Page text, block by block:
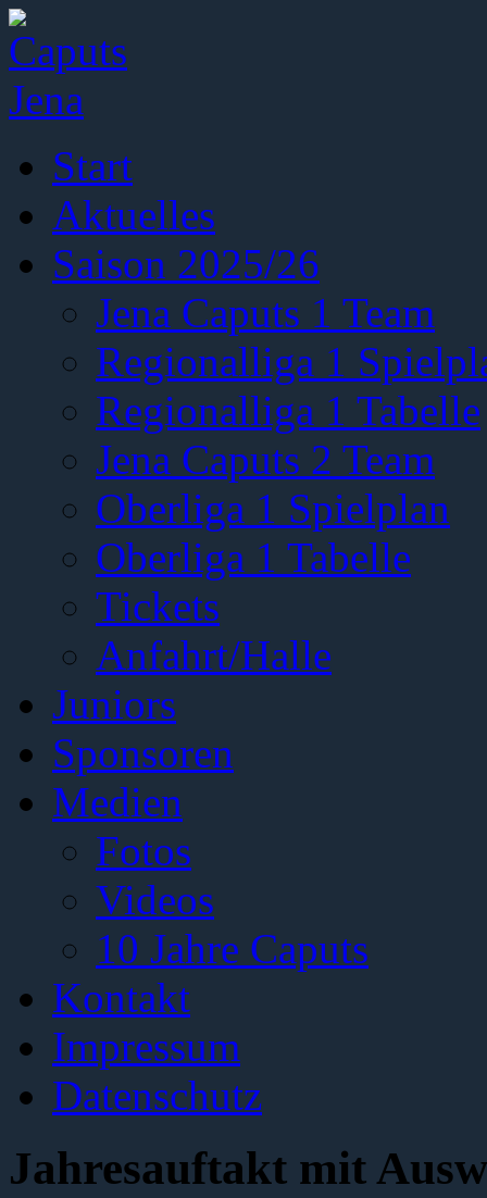
Start
Aktuelles
Saison 2025/26
Jena Caputs 1 Team
Regionalliga 1
Regionalliga 1 Tabelle
Jena Caputs 2 Team
Oberliga 1 Spielplan
Oberliga 1 Tabelle
Tickets
Anfahrt/Halle
Juniors
Sponsoren
Medien
Fotos
Videos
10 Jahre Caputs
Kontakt
Impressum
Datenschutz
Jahresauftakt mit